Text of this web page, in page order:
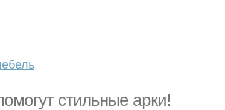
стильные арки!